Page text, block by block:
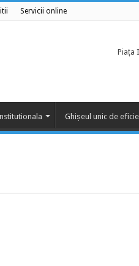
Servicii online
Piața
Ghișeul unic de